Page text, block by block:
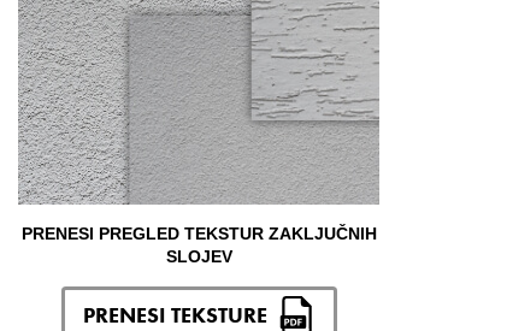
PRENESI PREGLED TEKSTUR ZAKLJUČNIH
SLOJEV
PRENESI TEKSTURE